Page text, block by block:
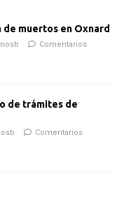
de muertos en Oxnard
Comentarios
de trámites de
Comentarios